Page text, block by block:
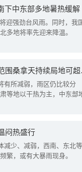
下中东部多地暑热缓解
迎强劲台风雨。同时，我
多地将率先迎来降温。
我国降
有所减弱，雨区仍比较分
等地以干热为主，中东部
闷热盛行
减少、减弱，西南、东北等
繁，或有大暴雨现身。